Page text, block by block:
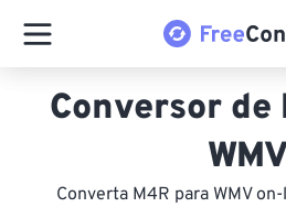
Conversor de
Converta M4R para WMV